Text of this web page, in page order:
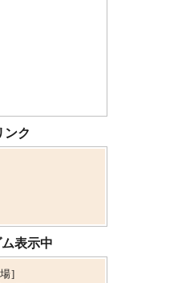
ンク
表示中
]